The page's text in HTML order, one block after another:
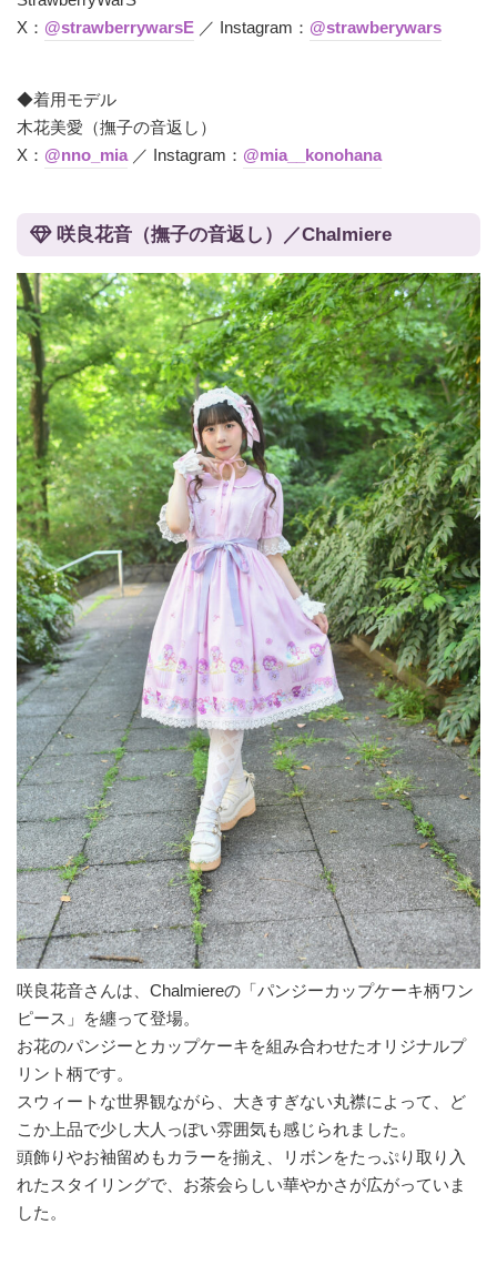
X： @strawberrywarsE ／ Instagram： @strawberywars
◆着用モデル
木花美愛（撫子の音返し）
X： @nno_mia／ Instagram： @mia__konohana
咲良花音（撫子の音返し）／Chalmiere
咲良花音さんは、Chalmiereの「パンジーカップケーキ柄ワン
ピース」を纏って登場。
お花のパンジーとカップケーキを組み合わせたオリジナルプ
リント柄です。
スウィートな世界観ながら、大きすぎない丸襟によって、ど
こか上品で少し大人っぽい雰囲気も感じられました。
頭飾りやお袖留めもカラーを揃え、リボンをたっぷり取り入
れたスタイリングで、お茶会らしい華やかさが広がっていま
した。